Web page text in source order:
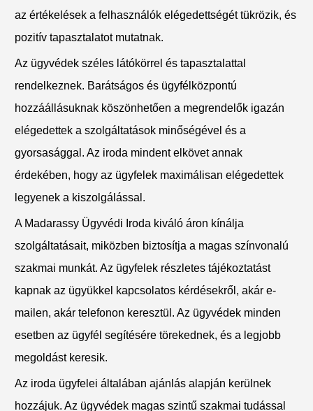
az értékelések a felhasználók elégedettségét tükrözik, és
pozitív tapasztalatot mutatnak.
Az ügyvédek széles látókörrel és tapasztalattal
rendelkeznek. Barátságos és ügyfélközpontú
hozzáállásuknak köszönhetően a megrendelők igazán
elégedettek a szolgáltatások minőségével és a
gyorsasággal. Az iroda mindent elkövet annak
érdekében, hogy az ügyfelek maximálisan elégedettek
legyenek a kiszolgálással.
A Madarassy Ügyvédi Iroda kiváló áron kínálja
szolgáltatásait, miközben biztosítja a magas színvonalú
szakmai munkát. Az ügyfelek részletes tájékoztatást
kapnak az ügyükkel kapcsolatos kérdésekről, akár e-
mailen, akár telefonon keresztül. Az ügyvédek minden
esetben az ügyfél segítésére törekednek, és a legjobb
megoldást keresik.
Az iroda ügyfelei általában ajánlás alapján kerülnek
hozzájuk. Az ügyvédek magas szintű szakmai tudással